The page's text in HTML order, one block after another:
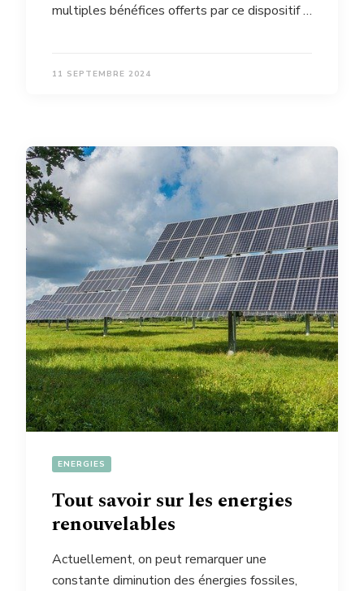
multiples bénéfices offerts par ce dispositif …
11 SEPTEMBRE 2024
ENERGIES
Tout savoir sur les energies
renouvelables
Actuellement, on peut remarquer une
constante diminution des énergies fossiles,